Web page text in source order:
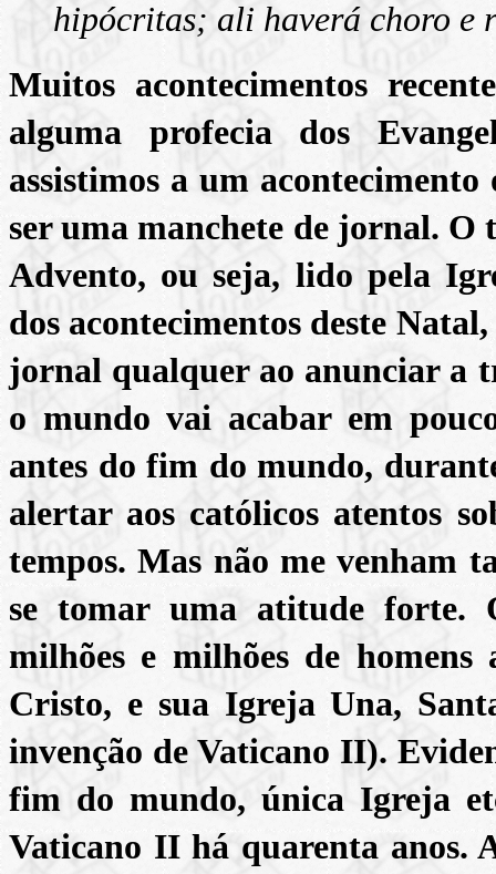
hipócritas; ali haverá choro e
Muitos acontecimentos
alguma profecia dos
assistimos a um
ser uma manchete de jornal.
Advento, ou seja, lido pela
dos acontecimentos deste
jornal qualquer ao anunciar a
o mundo vai acabar em
antes do fim do mundo,
alertar aos católicos atentos
tempos. Mas não me venham
se tomar uma atitude forte.
milhões e milhões de homens
Cristo, e sua Igreja Una,
invenção de Vaticano II).
fim do mundo, única Igreja
Vaticano II há quarenta anos.